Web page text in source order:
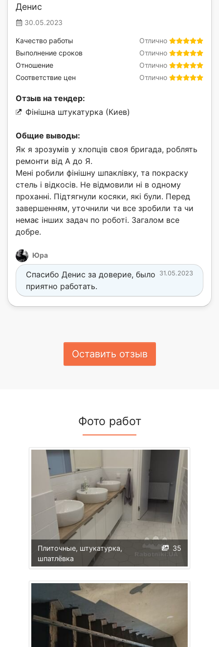
Денис
30.05.2023
Отлично
Качество работы
Отлично
Выполнение сроков
Отлично
Отношение
Отлично
Соответствие цен
Отзыв на тендер:
Фінішна штукатурка (Киев)
Общие выводы:
Як я зрозумів у хлопців своя бригада, роблять
ремонти від А до Я.
Мені робили фінішну шпаклівку, та покраску
стель і відкосів. Не відмовили ні в одному
проханні. Підтягнули косяки, які були. Перед
завершенням, уточнили чи все зробили та чи
немає інших задач по роботі. Загалом все
добре.
Юра
31.05.2023
Спасибо Денис за доверие, было
приятно работать.
Оставить отзыв
Фото работ
35
Плиточные, штукатурка,
шпатлёвка